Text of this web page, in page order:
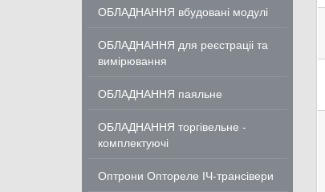
ОБЛАДНАННЯ вбудовані модулі
ОБЛАДНАННЯ для реєстраціі та
вимірювання
ОБЛАДНАННЯ паяльне
ОБЛАДНАННЯ торгівельне -
комплектуючі
Оптрони Оптореле ІЧ-трансівери